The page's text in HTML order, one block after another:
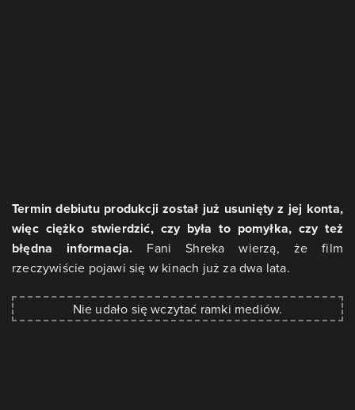
Termin debiutu produkcji został już usunięty z jej konta,
więc ciężko stwierdzić, czy była to pomyłka, czy też
błędna informacja. Fani Shreka wierzą, że film
rzeczywiście pojawi się w kinach już za dwa lata.
Nie udało się wczytać ramki mediów.